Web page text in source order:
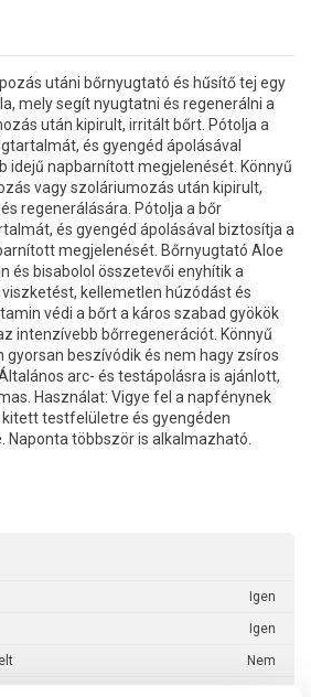
utáni bőrnyugtató és hűsítő tej egy
mely segít nyugtatni és regenerálni a
után kipirult, irritált bőrt. Pótolja a
és gyengéd ápolásával
idejű napbarnított megjelenését. Könnyű
vagy szoláriumozás után kipirult,
regenerálására. Pótolja a bőr
és gyengéd ápolásával biztosítja a
megjelenését. Bőrnyugtató Aloe
és bisabolol összetevői enyhítik a
kellemetlen húzódást és
védi a bőrt a káros szabad gyökök
intenzívebb bőrregenerációt. Könnyű
beszívódik és nem hagy zsíros
arc- és testápolásra is ajánlott,
Használat: Vigye fel a napfénynek
testfelületre és gyengéden
Naponta többször is alkalmazható.
Igen
Igen
Nem